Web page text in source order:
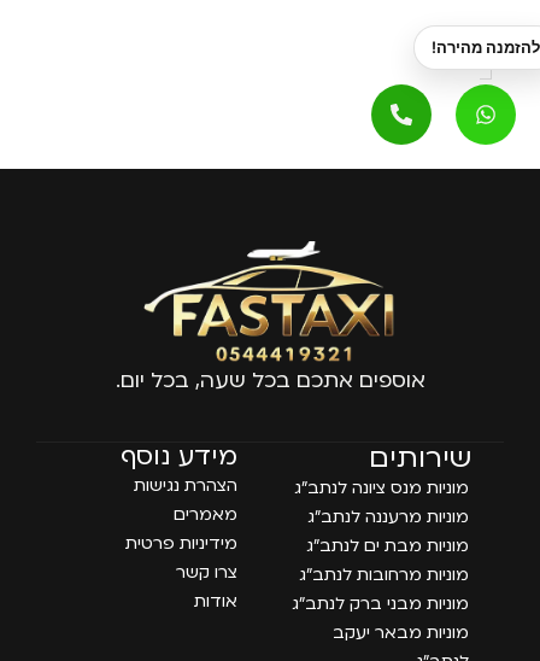
אוספים אתכם בכל שעה, בכל יום.
שירותים
מוניות מנס ציונה לנתב״ג
מוניות מרעננה לנתב״ג
מוניות מבת ים לנתב״ג
מוניות מרחובות לנתב״ג
מוניות מבני ברק לנתב״ג
מוניות מבאר יעקב
מידע נוסף
הצהרת נגישות
מאמרים
מידיניות פרטית
צרו קשר
אודות